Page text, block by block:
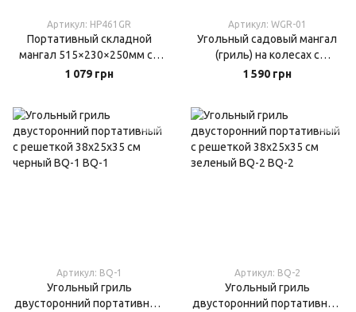
Артикул: HP461GR
Портативный складной
мангал 515×230×250мм со
срезанной решеткой
1 079 грн
Артикул: WGR-01
Угольный садовый мангал
(гриль) на колесах с
крышкой, решеткой,
1 590 грн
Артикул: BQ-1
Угольный гриль
двусторонний портативный
Артикул: BQ-2
Угольный гриль
двусторонний портативный